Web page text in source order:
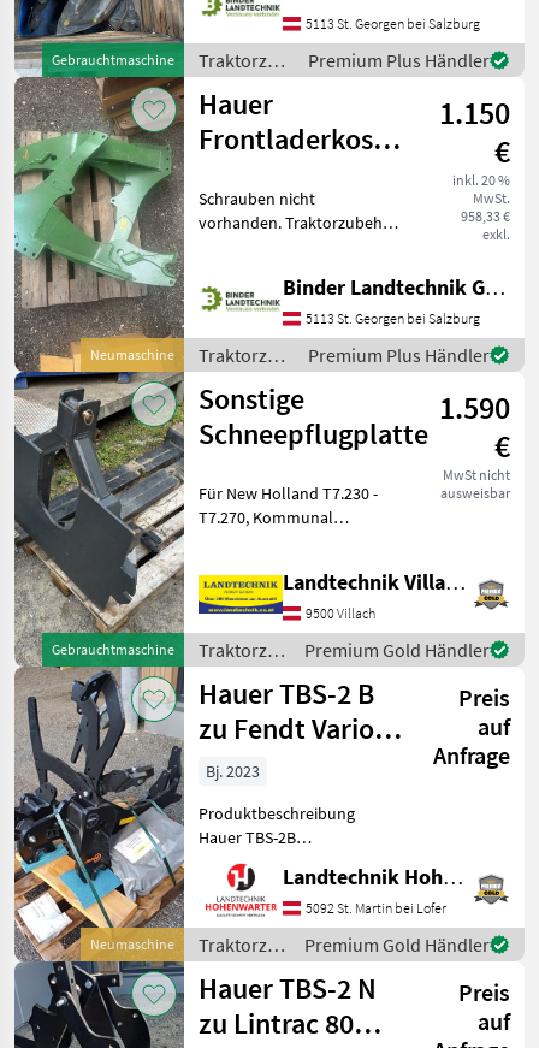
Gebrauchtmaschine
5113 St. Georgen bei Salzburg
Traktorzubehör
/ Stoll
Premium Plus Händler
Neumaschine
Hauer
Frontladerkosolen
6R
1.150
€
inkl. 20 %
MwSt.
958,33 €
exkl.
Schrauben nicht
vorhanden. Traktorzubehör
Binder Landtechnik GmbH & CoKG
5113 St. Georgen bei Salzburg
Traktorzubehör
/ Hauer
Premium Plus Händler
Gebrauchtmaschine
Sonstige
Schneepflugplatte
1.590
€
MwSt nicht
ausweisbar
Für New Holland T7.230 -
T7.270, Kommunal
Hinterachse, passend für
Traktoren mit orginaler
Fronthydraulik, prompt
verf
Landtechnik Villach GmbH
9500 Villach
Traktorzubehör
/ Sonstige
Premium Gold Händler
Neumaschine
Hauer TBS-2 B
zu Fendt Vario
200 Gen.3 Stuve
V (24522)
Preis
auf
Anfrage
Bj. 2023
Produktbeschreibung
Hauer TBS-2B
Anbaukonsole zu Fendt
Vario 200 Gen 3 Ich freue
mich, Ihnen im
Maschinenzentrum St.
Martin die Hauer TBS-2B
Anbaukonsole zu Fendt V
Landtechnik Hohenwarter GmbH
5092 St. Martin bei Lofer
Traktorzubehör
/ Hauer
Premium Gold Händler
Hauer TBS-2 N
zu Lintrac 80
Preis
auf